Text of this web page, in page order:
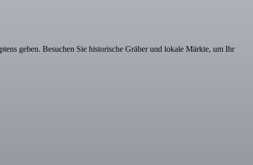
geben. Besuchen Sie historische Gräber und lokale Märkte, um Ihr